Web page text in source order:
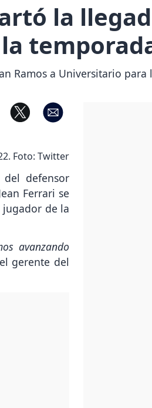
la
Ramos a Universitario para
Foto: Twitter
defensor
Ferrari se
jugador de la
avanzando
gerente del